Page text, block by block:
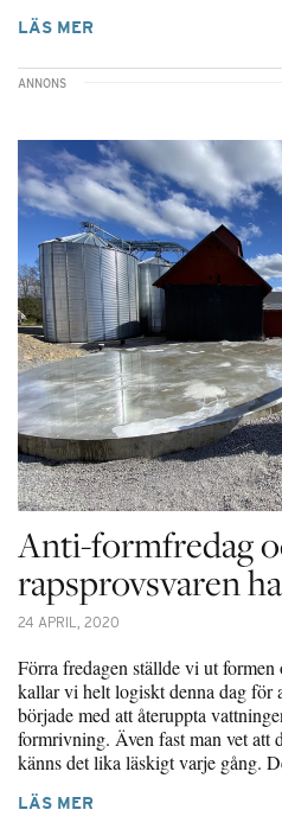
LÄS MER
Anti-formfredag
rapsprovsvaren
24 APRIL, 2020
Förra fredagen ställde vi ut
kallar vi helt logiskt denna dag för
började med att återuppta
formrivning. Även fast man vet att
känns det lika läskigt varje gång.
LÄS MER